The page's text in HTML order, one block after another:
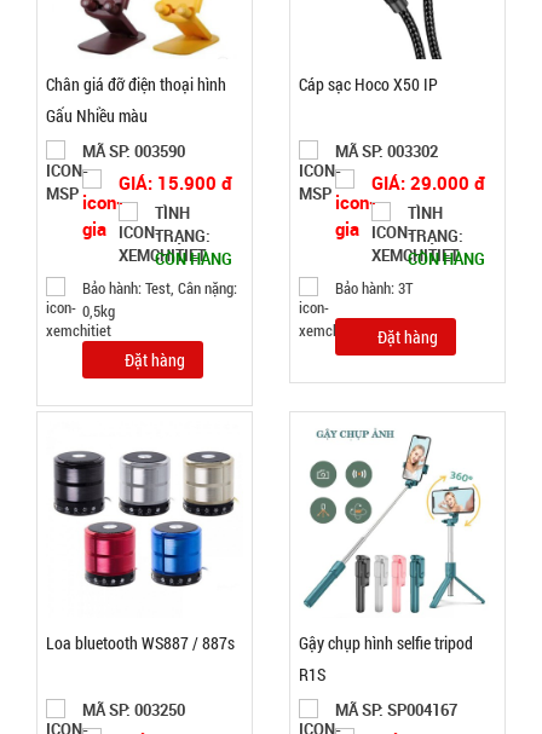
TRẠNG:
CÒN HÀNG
Cân nặng:
2kg
hàng
đĩa
SP:
004798
70.000 đ
Chân giá đỡ điện thoại hình
Gấu Nhiều màu
MÃ SP: 003590
GIÁ: 15.900 đ
TÌNH
TRẠNG:
CÒN HÀNG
Bảo hành: Test, Cân nặng:
0,5kg
Đặt hàng
Cáp sạc Hoco X50 IP
MÃ SP: 003302
GIÁ: 29.000 đ
TÌNH
TRẠNG:
CÒN HÀNG
Bảo hành: 3T
Đặt hàng
Loa bluetooth WS887 / 887s
MÃ SP: 003250
Gậy chụp hình selfie tripod
R1S
MÃ SP: SP004167